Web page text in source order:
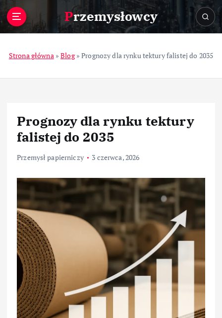
Przemysłowcy
Strona główna»Blog»Prognozy dla rynku tektury falistej do 2035
Prognozy dla rynku tektury
falistej do 2035
Przemysł papierniczy 3 czerwca, 2026